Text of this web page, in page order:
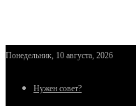
Понедельник, 10 августа, 2026
Нужен совет?